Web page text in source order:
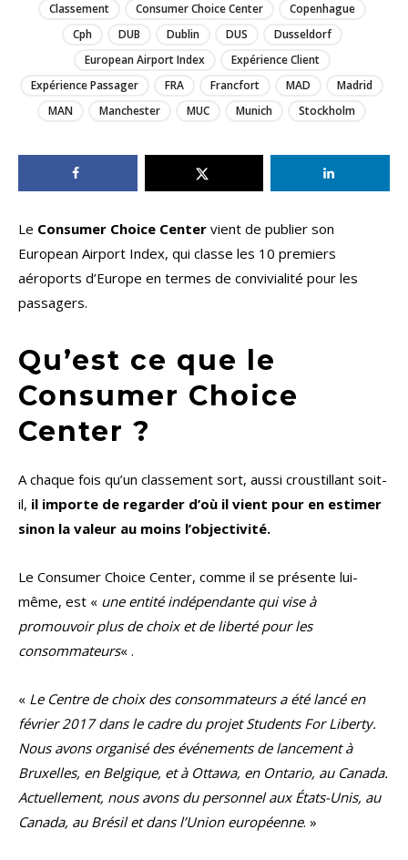
Classement
Consumer Choice Center
Copenhague
Cph
DUB Dublin DUS
Dusseldorf
European Airport Index
Expérience Client
Expérience Passager
FRA Francfort MAD
Madrid
MAN
Manchester MUC Munich Stockholm
Le Consumer Choice Center vient de publier son
European Airport Index, qui classe les 10 premiers
aéroports d’Europe en termes de convivialité pour les
passagers.
Qu’est ce que le
Consumer Choice
Center ?
A chaque fois qu’un classement sort, aussi croustillant soit-
il, il importe de regarder d’où il vient pour en estimer
sinon la valeur au moins l’objectivité.
Le Consumer Choice Center, comme il se présente lui-
même, est « une entité indépendante qui vise à
promouvoir plus de choix et de liberté pour les
consommateurs« .
« Le Centre de choix des consommateurs a été lancé en
février 2017 dans le cadre du projet Students For Liberty.
Nous avons organisé des événements de lancement à
Bruxelles, en Belgique, et à Ottawa, en Ontario, au Canada.
Actuellement, nous avons du personnel aux États-Unis, au
Canada, au Brésil et dans l’Union européenne. »